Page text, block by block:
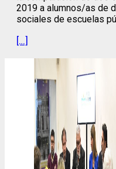
2019 a alumnos/as de
sociales de escuelas
[…]